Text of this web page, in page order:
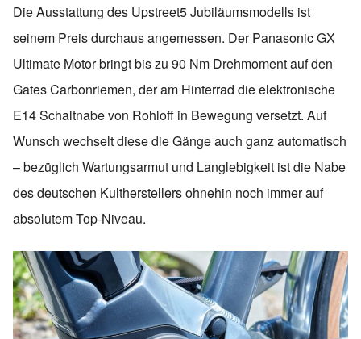
Die Ausstattung des Upstreet5 Jubiläumsmodells ist
seinem Preis durchaus angemessen. Der Panasonic GX
Ultimate Motor bringt bis zu 90 Nm Drehmoment auf den
Gates Carbonriemen, der am Hinterrad die elektronische
E14 Schaltnabe von Rohloff in Bewegung versetzt. Auf
Wunsch wechselt diese die Gänge auch ganz automatisch
– bezüglich Wartungsarmut und Langlebigkeit ist die Nabe
des deutschen Kultherstellers ohnehin noch immer auf
absolutem Top-Niveau.